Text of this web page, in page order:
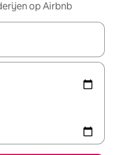
op Airbnb
zijn, maak je een keuze